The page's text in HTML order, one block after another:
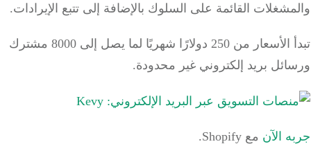
القائمة على السلوك بالإضافة إلى تتبع الإيرادات.
تبدأ الأسعار من 250 دولارًا شهريًا لما يصل إلى 8000 مشترك
بريد إلكتروني غير محدودة.
الآن مع Shopify.